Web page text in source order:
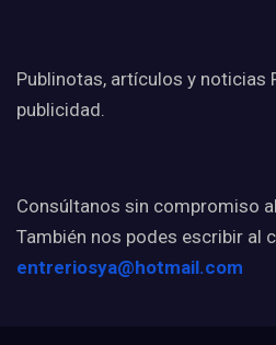
Publinotas, artículos y noticias
publicidad.
Consúltanos sin compromiso al
También nos podes escribir al
entreriosya@hotmail.com